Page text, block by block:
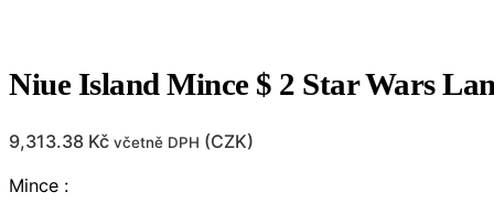
Niue Island Mince $ 2 Star Wars
9,313.38 Kč včetně DPH (CZK)
Mince :